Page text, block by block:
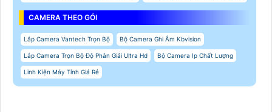
CAMERA THEO GÓI
Lắp Camera Vantech Trọn Bộ Bộ Camera Ghi Âm Kbvision
Lắp Camera Trọn Bộ Độ Phân Giải Ultra Hd Bộ Camera Ip Chất Lượng
Linh Kiện Máy Tính Giá Rẻ